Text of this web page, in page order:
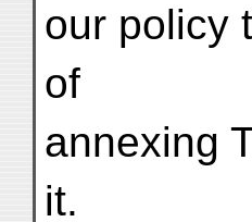
our policy
of
annexing
it.